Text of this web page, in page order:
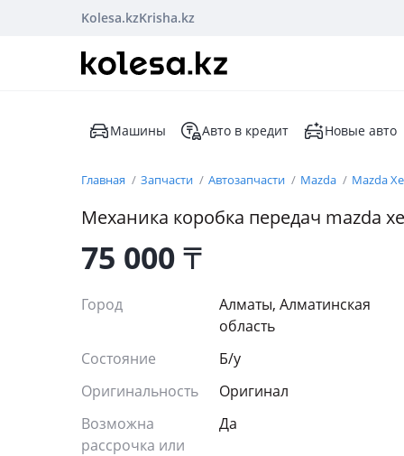
Kolesa.kzKrisha.kz
Машины Авто в кредит Новые авто
Главная Запчасти Автозапчасти Mazda Mazda
Механика коробка передач mazda
75 000₸
Город
Алматы, Алматинская
область
Состояние
Б/y
Оригинальность
Оригинал
Возможна
рассрочка или
Да